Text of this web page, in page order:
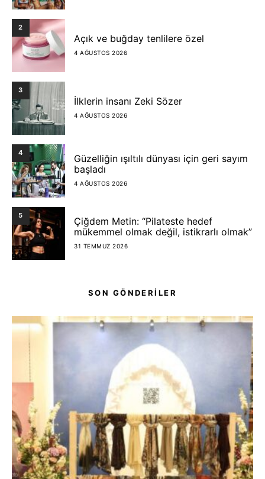
2
Açık ve buğday tenlilere özel
4 AĞUSTOS 2026
3
İlklerin insanı Zeki Sözer
4 AĞUSTOS 2026
4
Güzelliğin ışıltılı dünyası için geri sayım
başladı
4 AĞUSTOS 2026
5
Çiğdem Metin: “Pilateste hedef
mükemmel olmak değil, istikrarlı olmak”
31 TEMMUZ 2026
SON GÖNDERİLER